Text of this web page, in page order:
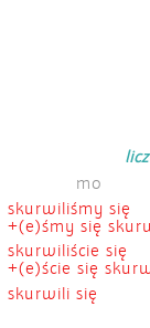
mo
skurwiliśmy się
+(e)śmy się
skurwiliście się
+(e)ście się
skurwili się